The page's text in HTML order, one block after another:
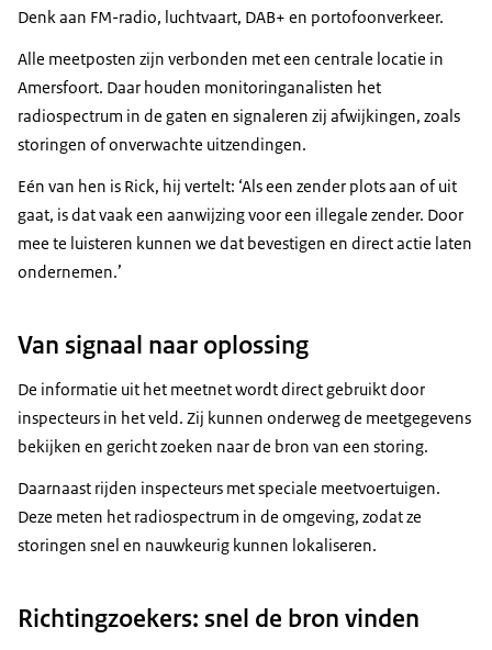
Denk aan FM-radio, luchtvaart, DAB+ en portofoonverkeer.
Alle meetposten zijn verbonden met een centrale locatie in
Amersfoort. Daar houden monitoringanalisten het
radiospectrum in de gaten en signaleren zij afwijkingen, zoals
storingen of onverwachte uitzendingen.
Eén van hen is Rick, hij vertelt: ‘Als een zender plots aan of uit
gaat, is dat vaak een aanwijzing voor een illegale zender. Door
mee te luisteren kunnen we dat bevestigen en direct actie laten
ondernemen.’
Van signaal naar oplossing
De informatie uit het meetnet wordt direct gebruikt door
inspecteurs in het veld. Zij kunnen onderweg de meetgegevens
bekijken en gericht zoeken naar de bron van een storing.
Daarnaast rijden inspecteurs met speciale meetvoertuigen.
Deze meten het radiospectrum in de omgeving, zodat ze
storingen snel en nauwkeurig kunnen lokaliseren.
Richtingzoekers: snel de bron vinden